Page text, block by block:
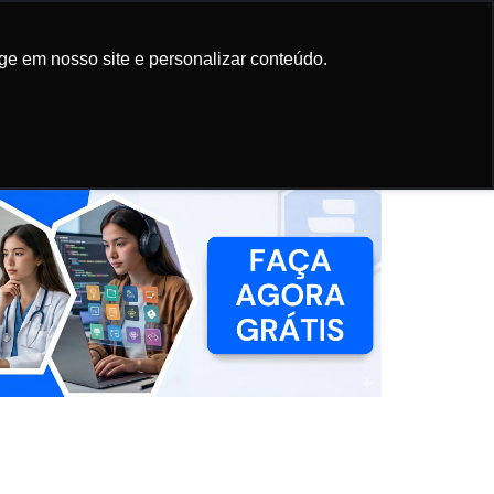
em nosso site e personalizar conteúdo.
em nosso site e personalizar conteúdo.